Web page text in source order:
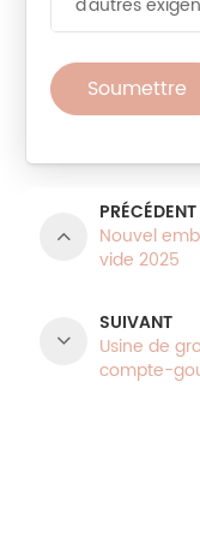
Soumettre
PRÉCÉDENT
Nouvel
vide 2025
SUIVANT
Usine de
compte-